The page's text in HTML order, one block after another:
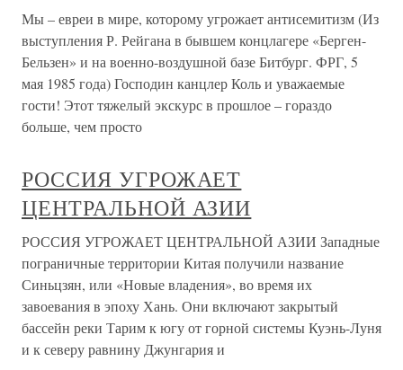
Мы – евреи в мире, которому угрожает антисемитизм (Из
выступления Р. Рейгана в бывшем концлагере «Берген-
Бельзен» и на военно-воздушной базе Битбург. ФРГ, 5
мая 1985 года) Господин канцлер Коль и уважаемые
гости! Этот тяжелый экскурс в прошлое – гораздо
больше, чем просто
РОССИЯ УГРОЖАЕТ
ЦЕНТРАЛЬНОЙ АЗИИ
РОССИЯ УГРОЖАЕТ ЦЕНТРАЛЬНОЙ АЗИИ Западные
пограничные территории Китая получили название
Синьцзян, или «Новые владения», во время их
завоевания в эпоху Хань. Они включают закрытый
бассейн реки Тарим к югу от горной системы Куэнь-Луня
и к северу равнину Джунгария и